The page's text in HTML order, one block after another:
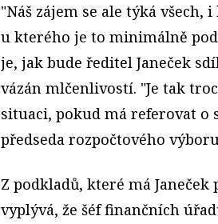
"Náš zájem se ale týká
u kterého je to minimálně
je, jak bude ředitel Janeček
vázán mlčenlivostí. "Je tak
situaci, pokud má referovat o
předseda rozpočtového
Z podkladů, které má
vyplývá, že šéf finančních